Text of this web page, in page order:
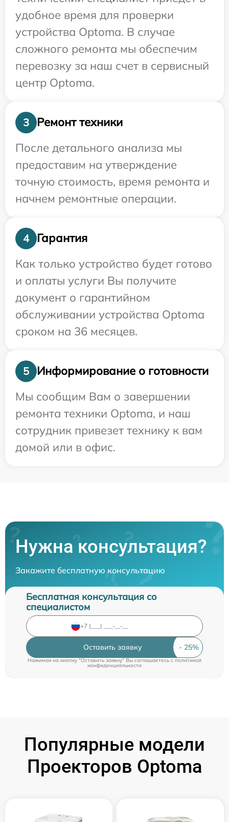
удобное время для проверки
устройства Optoma. В случае
сложного ремонта мы обеспечим
перевозку за наш счет в сервисный
центр Optoma.
3
Ремонт техники
После детального анализа мы
предоставим на утверждение
точную стоимость, время ремонта и
начнем ремонтные операции.
4
Гарантия
Как только устройство будет готово
и оплаты услуги Вы получите
документ о гарантийном
обслуживании устройства Optoma
сроком на 36 месяцев.
5
Информирование о готовности
Мы сообщим Вам о завершении
ремонта техники Optoma, и наш
сотрудник привезет технику к вам
домой или в офис.
Нужна консультация?
Закажите бесплатную консультацию
Бесплатная консультация со
специалистом
Оставить заявку
Нажимая на кнопку "Оставить заявку" Вы соглашаетесь cполитикой
конфиденциальности
Популярные модели
Проекторов Optoma